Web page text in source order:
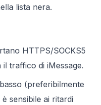
lista nera.
HTTPS/SOCKS5
traffico di iMessage.
(preferibilmente
sensibile ai ritardi